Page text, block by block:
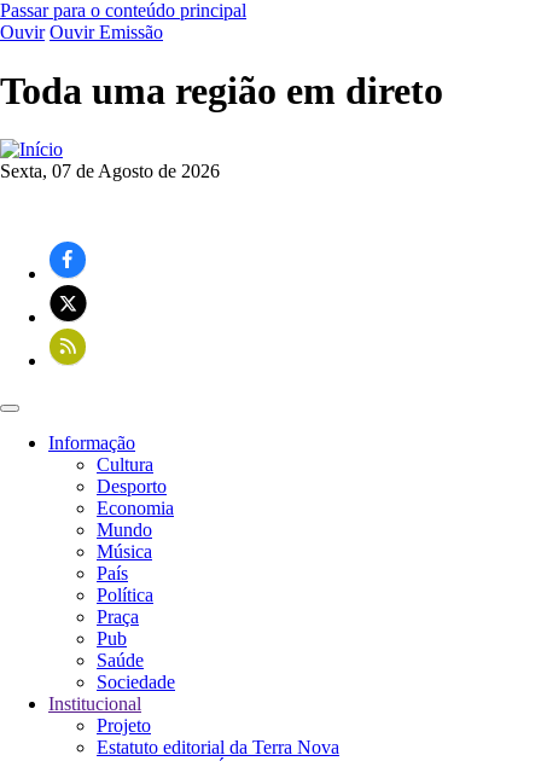
Passar para o conteúdo principal
Ouvir Ouvir Emissão
Toda uma região em direto
Sexta, 07 de Agosto de 2026
Navegação
principal
Informação
Cultura
Desporto
Economia
Mundo
Música
País
Política
Praça
Pub
Saúde
Sociedade
Institucional
Projeto
Estatuto editorial da Terra Nova